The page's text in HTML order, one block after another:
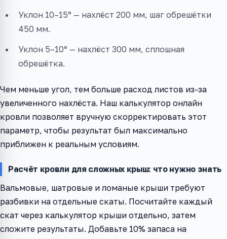
Уклон 10–15° — нахлёст 200 мм, шаг обрешётки
450 мм.
Уклон 5–10° — нахлёст 300 мм, сплошная
обрешётка.
Чем меньше угол, тем больше расход листов из-за
увеличенного нахлёста. Наш калькулятор онлайн
кровли позволяет вручную скорректировать этот
параметр, чтобы результат был максимально
приближен к реальным условиям.
Расчёт кровли для сложных крыш: что нужно знать
Вальмовые, шатровые и ломаные крыши требуют
разбивки на отдельные скаты. Посчитайте каждый
скат через калькулятор крыши отдельно, затем
сложите результаты. Добавьте 10% запаса на